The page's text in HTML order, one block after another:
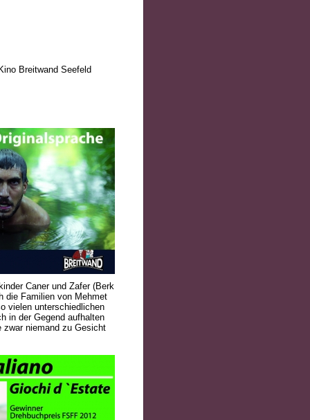
Breitwand Seefeld
Caner und Zafer (Berk
die Familien von Mehmet
vielen unterschiedlichen
in der Gegend aufhalten
zwar niemand zu Gesicht